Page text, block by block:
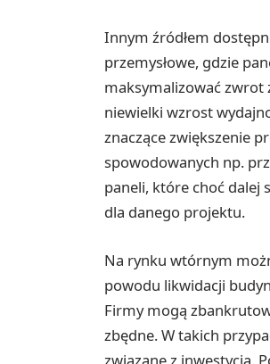
Innym źródłem
przemysłowe, gdzie
maksymalizować zwrot
niewielki wzrost
znaczące zwiększenie
spowodowanych np.
paneli, które choć dalej
dla danego projektu.
Na rynku wtórnym
powodu likwidacji
Firmy mogą
zbędne. W takich
związane z inwestycją.